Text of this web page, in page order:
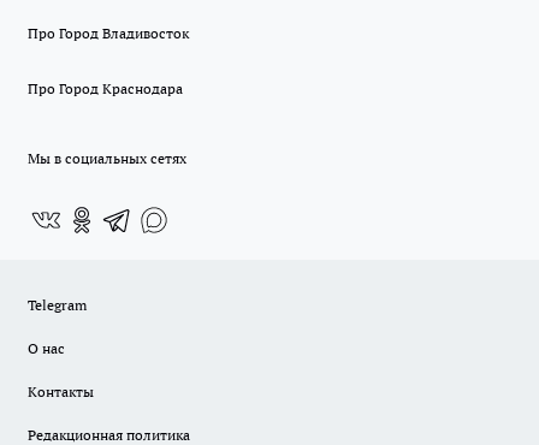
Про Город Владивосток
Про Город Краснодара
Мы в социальных сетях
Telegram
О нас
Контакты
Редакционная политика